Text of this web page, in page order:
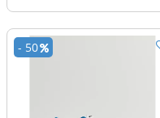
- 50